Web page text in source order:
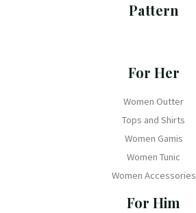
Pattern
For Her
Women Outter
Tops and Shirts
Women Gamis
Women Tunic
Women Accessories
For Him